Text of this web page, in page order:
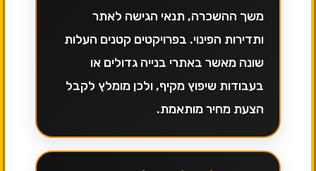
משך ההשכרה, תנאי הגישה לאתר
ותדירות הפינוי. בפרויקטים קטנים העלות
שונה מאשר באתרי בנייה גדולים או
בעבודות שיפוץ מקיף, ולכן מומלץ לקבל
הצעת מחיר מותאמת.